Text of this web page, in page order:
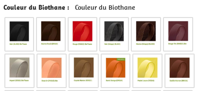
Couleur du Biothane : Couleur du Biothane